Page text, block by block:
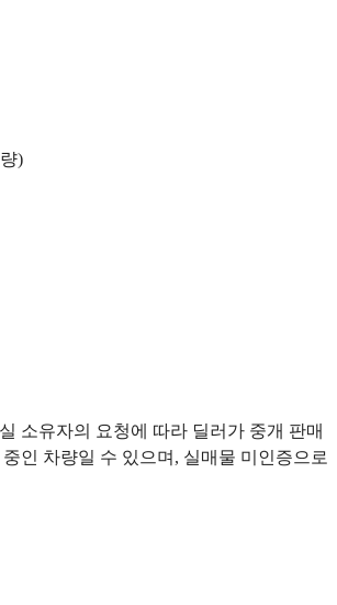
)
소유자의 요청에 따라 딜러가 중개 판매
인 차량일 수 있으며, 실매물 미인증으로